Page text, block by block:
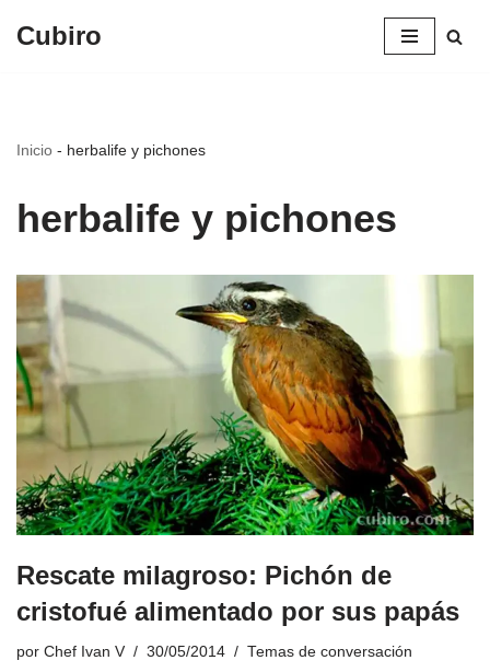
Cubiro
Inicio - herbalife y pichones
herbalife y pichones
Rescate milagroso: Pichón de
cristofué alimentado por sus papás
por Chef Ivan V 30/05/2014 Temas de conversación